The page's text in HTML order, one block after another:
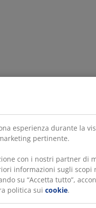
esperienza durante la
pertinente.
con i nostri partner di
informazioni sugli scopi
su “Accetta tutto”,
politica sui cookie.